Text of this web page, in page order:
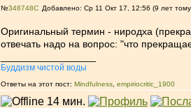
№348748 Добавлено: Ср 11 Окт 17, 12:56 (9 лет
Оригинальный термин - ниродха
отвечать надо на вопрос: "что
Буддизм чистой воды
Ответы на этот пост: Mindfulness empiriocritic_1900